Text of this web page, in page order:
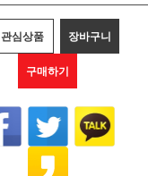
관심상품 장바구니
구매하기